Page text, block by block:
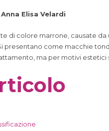
Elisa Velardi
di colore marrone, causate da
presentano come macchie
ma per motivi